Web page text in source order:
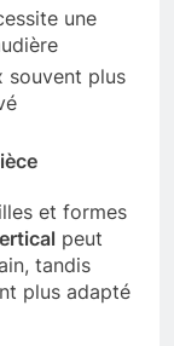
une
souvent plus
et formes
peut
tandis
plus adapté